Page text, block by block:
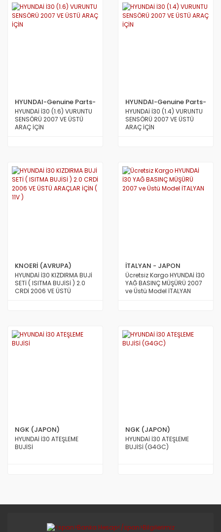
HYUNDAI-Genuine Parts-
MOBİS
HYUNDAİ İ30 (1.6) VURUNTU
SENSÖRÜ 2007 VE ÜSTÜ
ARAÇ İÇİN
HYUNDAI-Genuine Parts-
MOBİS
HYUNDAİ İ30 (1.4) VURUNTU
SENSÖRÜ 2007 VE ÜSTÜ
ARAÇ İÇİN
KNOERİ (AVRUPA)
HYUNDAİ İ30 KIZDIRMA BUJİ
SETİ ( ISITMA BUJİSİ ) 2.0
CRDİ 2006 VE ÜSTÜ
İTALYAN - JAPON
Ücretsiz Kargo HYUNDAİ İ30
YAĞ BASINÇ MÜŞÜRÜ 2007
ve Üstü Model İTALYAN
NGK (JAPON)
HYUNDAİ İ30 ATEŞLEME
BUJİSİ
NGK (JAPON)
HYUNDAİ İ30 ATEŞLEME
BUJİSİ (G4GC)